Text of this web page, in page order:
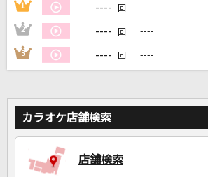
カラオケをもっと楽しもう！
1 ---- 回 ----
2 ---- 回 ----
3 ---- 回 ----
カラオケ店舗検索
店舗検索